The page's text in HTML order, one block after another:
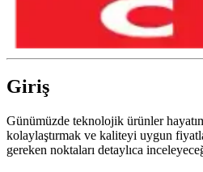
Giriş
Günümüzde teknolojik ürünler
kolaylaştırmak ve kaliteyi uygun
gereken noktaları detaylıca